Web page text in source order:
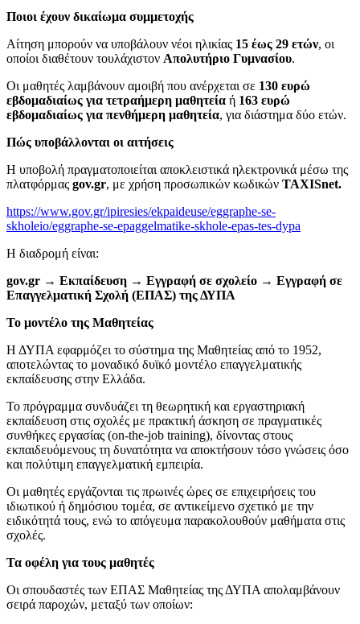
Ποιοι έχουν δικαίωμα συμμετοχής
Αίτηση μπορούν να υποβάλουν νέοι ηλικίας 15 έως 29 ετών, οι
οποίοι διαθέτουν τουλάχιστον Απολυτήριο Γυμνασίου.
Οι μαθητές λαμβάνουν αμοιβή που ανέρχεται σε 130 ευρώ
εβδομαδιαίως για τετραήμερη μαθητεία ή 163 ευρώ
εβδομαδιαίως για πενθήμερη μαθητεία, για διάστημα δύο ετών.
Πώς υποβάλλονται οι αιτήσεις
Η υποβολή πραγματοποιείται αποκλειστικά ηλεκτρονικά μέσω της
πλατφόρμας gov.gr, με χρήση προσωπικών κωδικών TAXISnet.
https://www.gov.gr/ipiresies/ekpaideuse/eggraphe-se-
skholeio/eggraphe-se-epaggelmatike-skhole-epas-tes-dypa
Η διαδρομή είναι:
gov.gr → Εκπαίδευση → Εγγραφή σε σχολείο → Εγγραφή σε
Επαγγελματική Σχολή (ΕΠΑΣ) της ΔΥΠΑ
Το μοντέλο της Μαθητείας
Η ΔΥΠΑ εφαρμόζει το σύστημα της Μαθητείας από το 1952,
αποτελώντας το μοναδικό δυϊκό μοντέλο επαγγελματικής
εκπαίδευσης στην Ελλάδα.
Το πρόγραμμα συνδυάζει τη θεωρητική και εργαστηριακή
εκπαίδευση στις σχολές με πρακτική άσκηση σε πραγματικές
συνθήκες εργασίας (on-the-job training), δίνοντας στους
εκπαιδευόμενους τη δυνατότητα να αποκτήσουν τόσο γνώσεις όσο
και πολύτιμη επαγγελματική εμπειρία.
Οι μαθητές εργάζονται τις πρωινές ώρες σε επιχειρήσεις του
ιδιωτικού ή δημόσιου τομέα, σε αντικείμενο σχετικό με την
ειδικότητά τους, ενώ το απόγευμα παρακολουθούν μαθήματα στις
σχολές.
Τα οφέλη για τους μαθητές
Οι σπουδαστές των ΕΠΑΣ Μαθητείας της ΔΥΠΑ απολαμβάνουν
σειρά παροχών, μεταξύ των οποίων: